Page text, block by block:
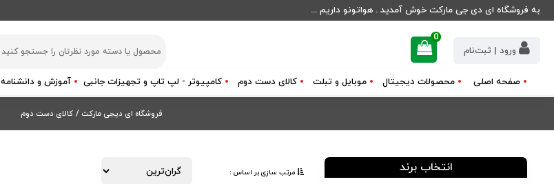
به فروشگاه ای دی جی مارکت خوش آمدید . هواتونو داریم ...
ورود | ثبت‌نام
0
صفحه اصلی محصولات دیجیتال موبایل و تبلت کالای دست دوم کامپیوتر - لپ تاپ و تجهیزات جانبی آموزش و دانشنامه
فروشگاه ای دیجی مارکت/کالای دست دوم
انتخاب برند مرتب ‌سازی بر اساس :